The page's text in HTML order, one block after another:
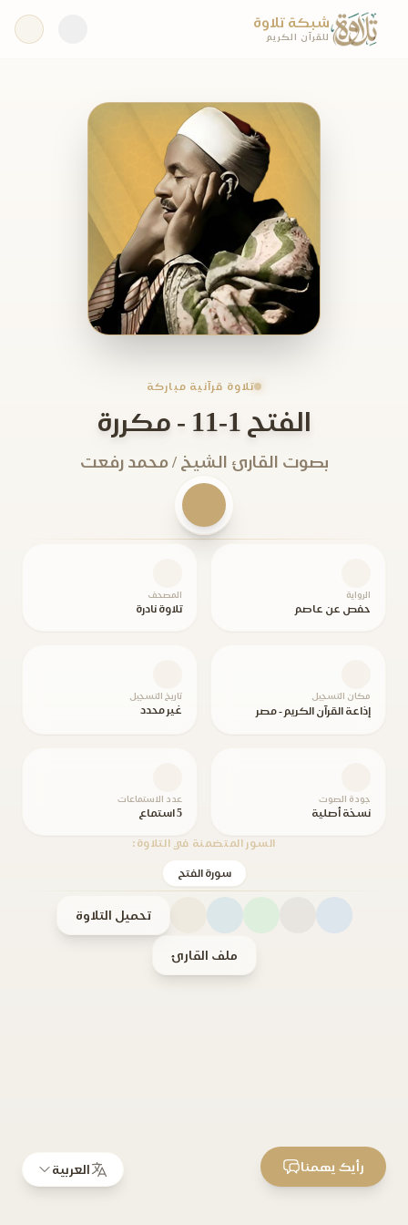
شبكة تلاوة
للقرآن الكريم
تلاوة قرآنية مباركة
الفتح 1-11 - مكررة
بصوت القارئ الشيخ / محمد رفعت
الرواية
حفص عن عاصم
المصحف
تلاوة نادرة
مكان التسجيل
إذاعة القرآن الكريم - مصر
تاريخ التسجيل
غير محدد
جودة الصوت
نسخة أصلية
عدد الاستماعات
5 استماع
السور المتضمنة في التلاوة:
سورة الفتح
تحميل التلاوة
ملف القارئ
العربية رأيك يهمنا